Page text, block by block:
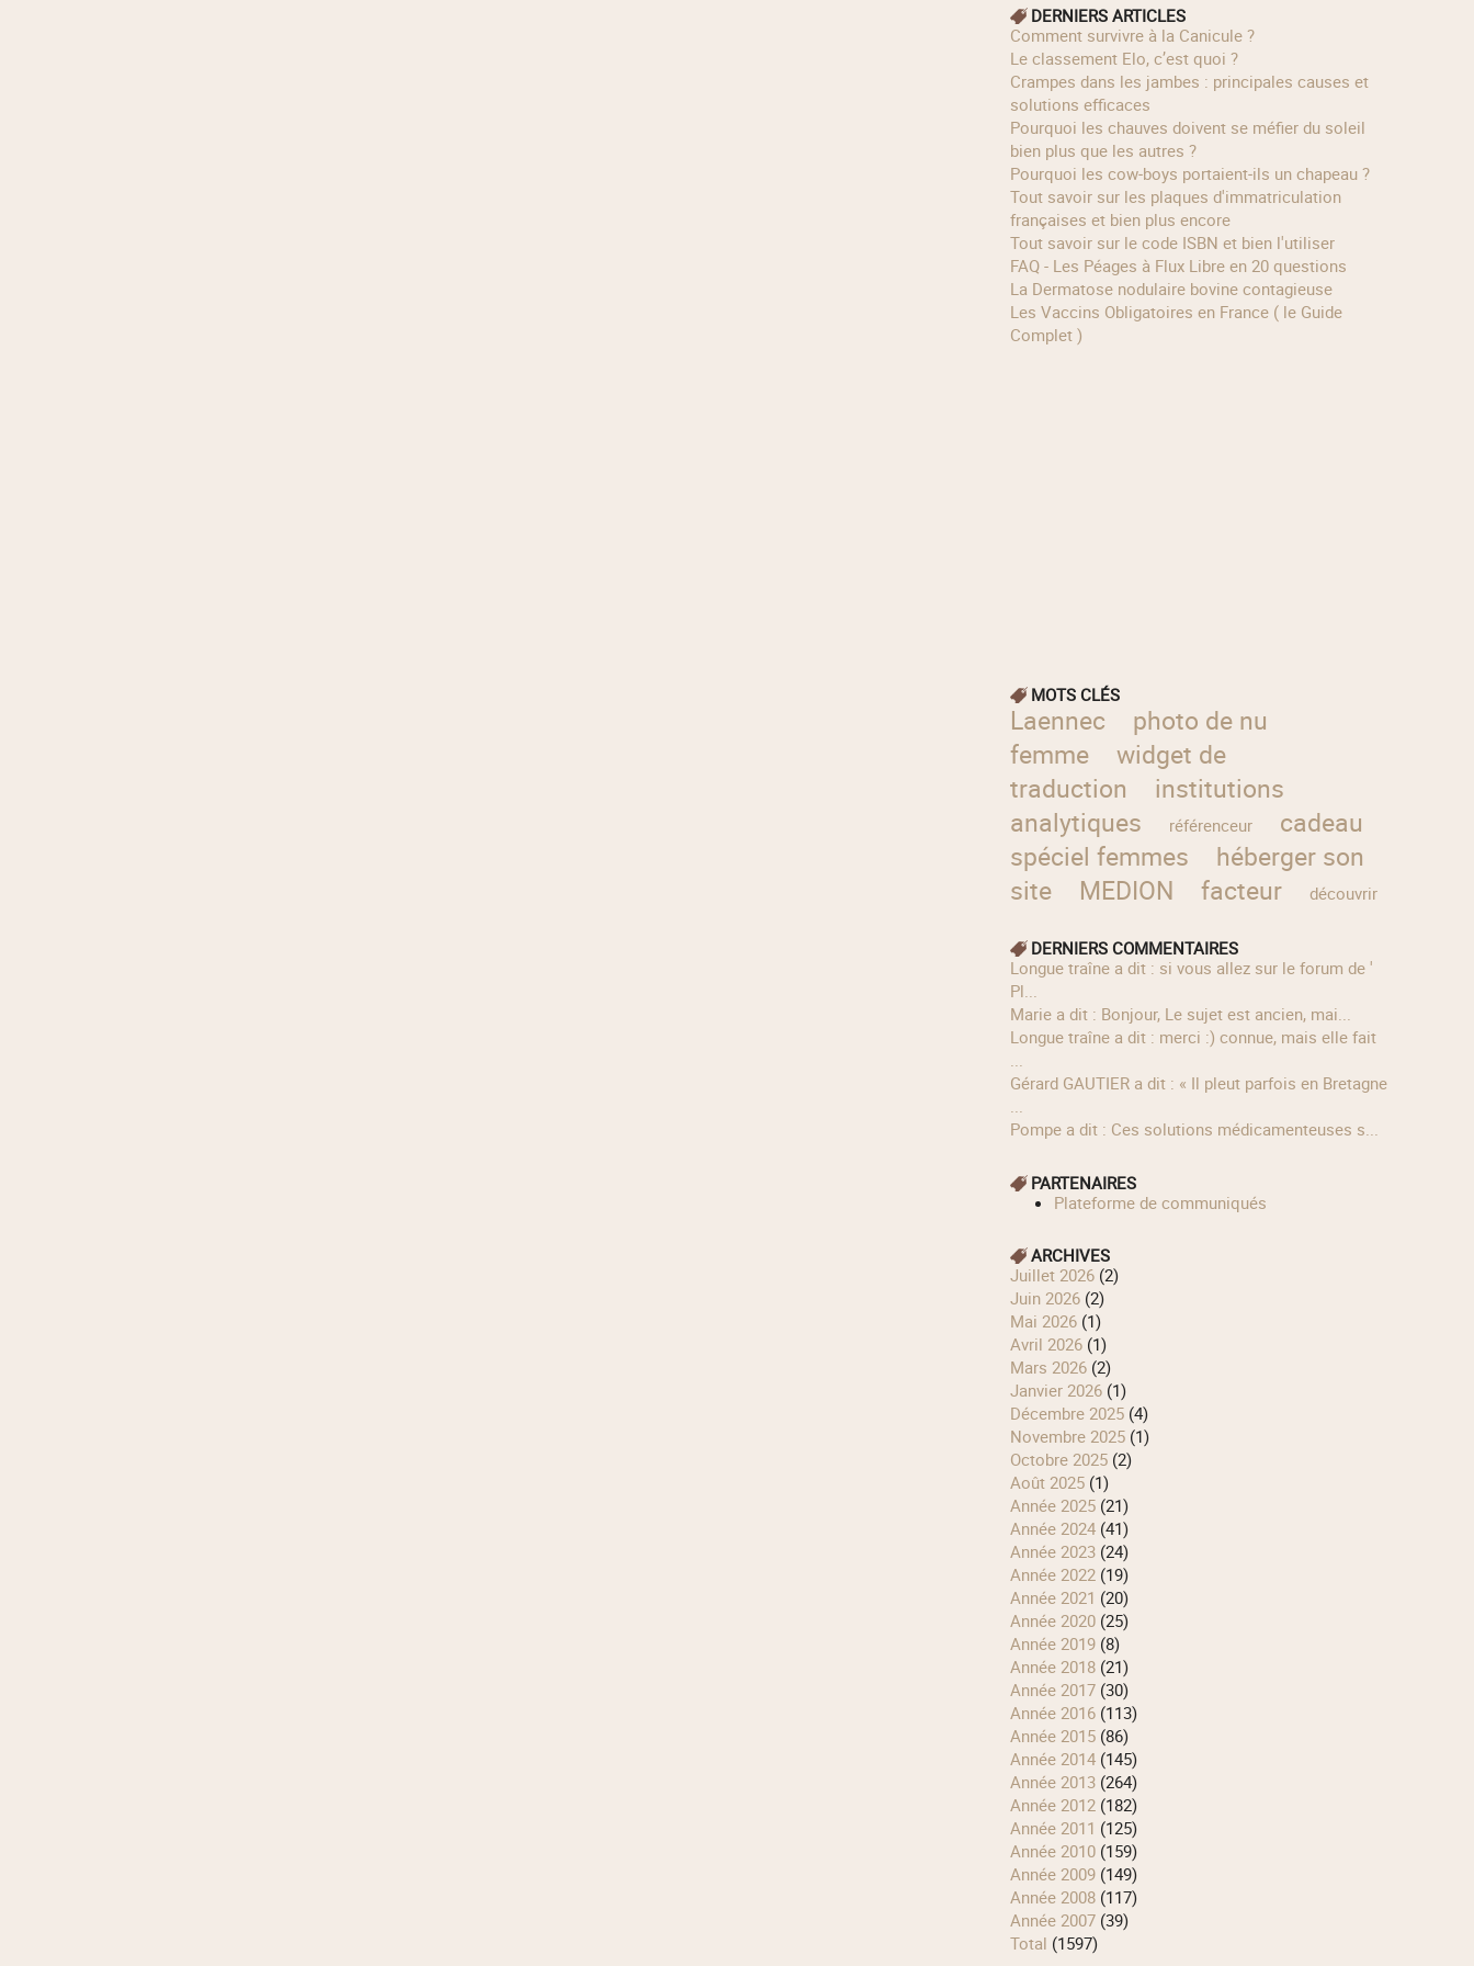
DERNIERS ARTICLES
Comment survivre à la Canicule ?
Le classement Elo, c’est quoi ?
Crampes dans les jambes : principales causes et
solutions efficaces
Pourquoi les chauves doivent se méfier du soleil
bien plus que les autres ?
Pourquoi les cow‑boys portaient‑ils un chapeau ?
Tout savoir sur les plaques d'immatriculation
françaises et bien plus encore
Tout savoir sur le code ISBN et bien l'utiliser
FAQ - Les Péages à Flux Libre en 20 questions
La Dermatose nodulaire bovine contagieuse
Les Vaccins Obligatoires en France ( le Guide
Complet )
MOTS CLÉS
Laennec
photo de nu
femme
widget de
traduction
institutions
analytiques
référenceur
cadeau
spéciel femmes
héberger son
site
MEDION facteur découvrir
DERNIERS COMMENTAIRES
longue traîne a dit : si vous allez sur le forum de '
Pl...
Marie a dit : Bonjour, Le sujet est ancien, mai...
longue traîne a dit : merci :) connue, mais elle fait
...
Gérard GAUTIER a dit : « Il pleut parfois en Bretagne
...
Pompe a dit : Ces solutions médicamenteuses s...
PARTENAIRES
Plateforme de communiqués
ARCHIVES
juillet 2026(2)
juin 2026(2)
mai 2026(1)
avril 2026(1)
mars 2026(2)
janvier 2026(1)
décembre 2025(4)
novembre 2025(1)
octobre 2025(2)
août 2025(1)
année 2025(21)
année 2024(41)
année 2023(24)
année 2022(19)
année 2021 (20)
année 2020(25)
année 2019(8)
année 2018(21)
année 2017(30)
année 2016(113)
année 2015(86)
année 2014(145)
année 2013(264)
année 2012(182)
année 2011 (125)
année 2010(159)
année 2009(149)
année 2008(117)
année 2007(39)
total (1597)